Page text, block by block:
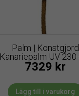
Palm | Konstgjord
Kanariepalm UV 230
7329 kr
Lägg till i varukorg